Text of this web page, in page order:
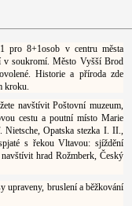
pro 8+1osob v centru města
v soukromí. Město Vyšší Brod
Historie a příroda zde
kroku.
navštívit Poštovní muzeum,
cestu a poutní místo Marie
Nietsche, Opatska stezka I. II.,
s řekou Vltavou: sjíždění
hrad Rožmberk, Český
upraveny, bruslení a běžkování